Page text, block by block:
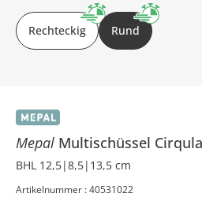
Mepal Multischüssel Cirqula
BHL 12,5|8,5|13,5 cm
Artikelnummer : 40531022
Rechteckig Rund